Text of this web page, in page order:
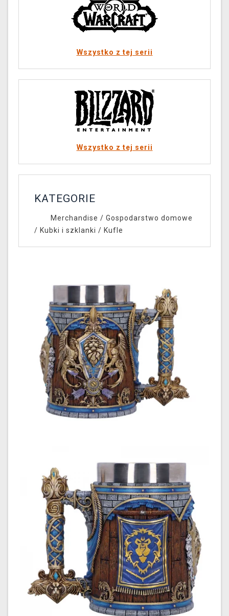
Wszystko z tej serii
Wszystko z tej serii
KATEGORIE
Merchandise / Gospodarstwo domowe
/ Kubki i szklanki / Kufle